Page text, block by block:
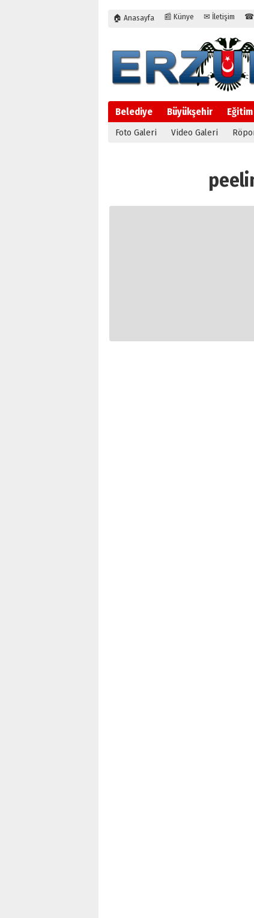
🏠 Anasayfa 📰 Künye ✉ İletişim ☎
Belediye Büyükşehir Eğitim
Foto Galeri Video Galeri